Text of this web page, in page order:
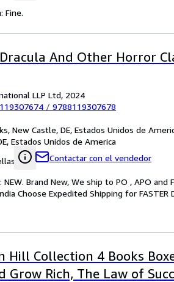
Fine.
And Other Horror
LLP Ltd, 2024
/ 9788119307678
New Castle, DE, Estados Unidos de
Estados Unidos de America
Contactar con el vendedor
NEW. Brand New, We ship to PO , APO
Choose Expedited Shipping for FASTER
Hill Collection 4 Books
Grow Rich, The Law of